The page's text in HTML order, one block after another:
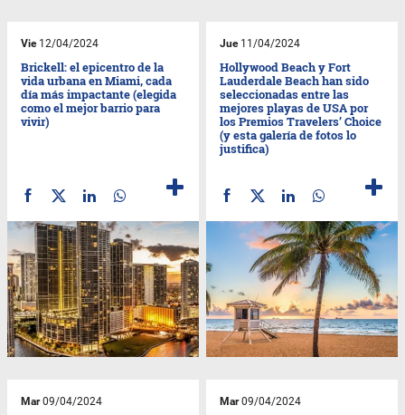
Vie12/04/2024
Brickell: el epicentro de la
vida urbana en Miami, cada
día más impactante (elegida
como el mejor barrio para
vivir)
Jue11/04/2024
Hollywood Beach y Fort
Lauderdale Beach han sido
seleccionadas entre las
mejores playas de USA por
los Premios Travelers’ Choice
(y esta galería de fotos lo
justifica)
Mar09/04/2024 Mar09/04/2024